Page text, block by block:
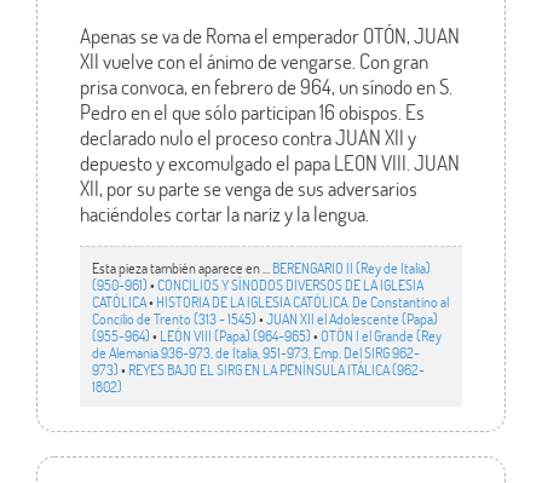
Apenas se va de Roma el emperador OTÓN, JUAN
XII vuelve con el ánimo de vengarse. Con gran
prisa convoca, en febrero de 964, un sínodo en S.
Pedro en el que sólo participan 16 obispos. Es
declarado nulo el proceso contra JUAN XII y
depuesto y excomulgado el papa LEON VIII. JUAN
XII, por su parte se venga de sus adversarios
haciéndoles cortar la nariz y la lengua.
Esta pieza también aparece en ... BERENGARIO II (Rey de Italia)
(950-961)•CONCILIOS Y SÍNODOS DIVERSOS DE LA IGLESIA
CATÓLICA• HISTORIA DE LA IGLESIA CATÓLICA. De Constantino al
Concilio de Trento (313 - 1545)•JUAN XII el Adolescente (Papa)
(955-964)• LEÓN VIII (Papa) (964-965)•OTÓN I el Grande (Rey
de Alemania 936-973, de Italia, 951-973, Emp. Del SIRG 962-
973)• REYES BAJO EL SIRG EN LA PENÍNSULA ITÁLICA (962-
1802)